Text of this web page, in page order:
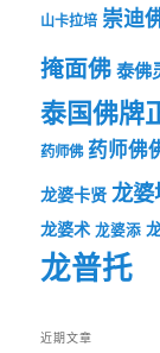
山卡拉培 崇迪
掩面佛泰佛
泰国佛牌
药师佛 药师佛
龙婆卡贤 龙婆
龙婆术 龙婆添
龙普托
近期文章